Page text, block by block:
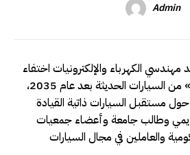
Admin
الكهرباء والإلكترونيات اختفاء
عجلة القيادة «الدركسون» من السيارات الحديثة بعد عام 2035،
مستقبل السيارات ذاتية القيادة
وأكاديمي وطالب جامعة وأعضاء جمعيات